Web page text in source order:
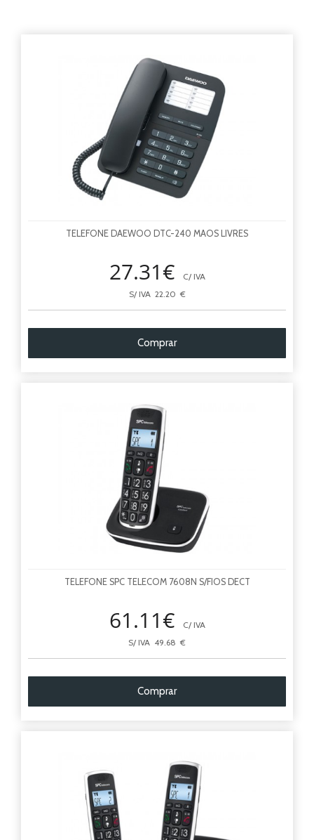
TELEFONE DAEWOO DTC-240 MAOS LIVRES
27.31€
C/ IVA
S/ IVA 22.20 €
Comprar
TELEFONE SPC TELECOM 7608N S/FIOS DECT
61.11€
C/ IVA
S/ IVA 49.68 €
Comprar